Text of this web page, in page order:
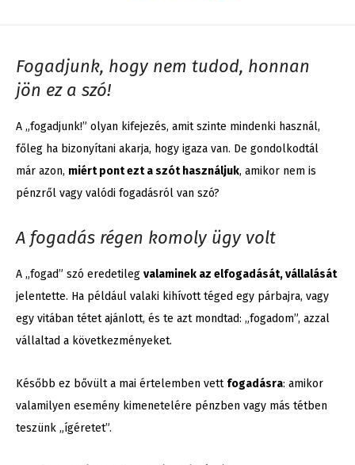
Fogadjunk, hogy nem tudod, honnan
jön ez a szó!
A „fogadjunk!” olyan kifejezés, amit szinte mindenki használ,
főleg ha bizonyítani akarja, hogy igaza van. De gondolkodtál
már azon, miért pont ezt a szót használjuk, amikor nem is
pénzről vagy valódi fogadásról van szó?
A fogadás régen komoly ügy volt
A „fogad” szó eredetileg valaminek az elfogadását, vállalását
jelentette. Ha például valaki kihívott téged egy párbajra, vagy
egy vitában tétet ajánlott, és te azt mondtad: „fogadom”, azzal
vállaltad a következményeket.
Később ez bővült a mai értelemben vett fogadásra: amikor
valamilyen esemény kimenetelére pénzben vagy más tétben
teszünk „ígéretet”.